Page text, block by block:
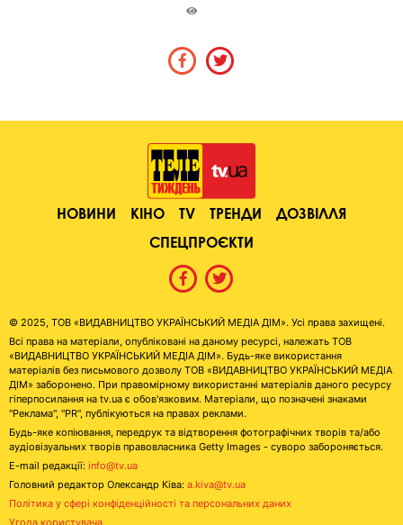
НОВИНИ КІНО TV ТРЕНДИ
ДОЗВІЛЛЯ
СПЕЦПРОЄКТИ
© 2025, ТОВ «ВИДАВНИЦТВО УКРАЇНСЬКИЙ МЕДІА ДІМ». Усі права захищені.
Всі права на матеріали, опубліковані на даному ресурсі, належать ТОВ
«ВИДАВНИЦТВО УКРАЇНСЬКИЙ МЕДІА ДІМ». Будь-яке використання
матеріалів без письмового дозволу ТОВ «ВИДАВНИЦТВО УКРАЇНСЬКИЙ МЕДІА
ДІМ» заборонено. При правомірному використанні матеріалів даного ресурсу
гіперпосилання на tv.ua є обов'язковим. Матеріали, що позначені знаками
"Реклама", "PR", публікуються на правах реклами.
Будь-яке копіювання, передрук та відтворення фотографічних творів та/або
аудіовізуальних творів правовласника Getty Images - суворо забороняється.
E-mail редакції: info@tv.ua
Головний редактор Олександр Ківа: a.kiva@tv.ua
Політика у сфері конфіденційності та персональних даних
Угода користувача